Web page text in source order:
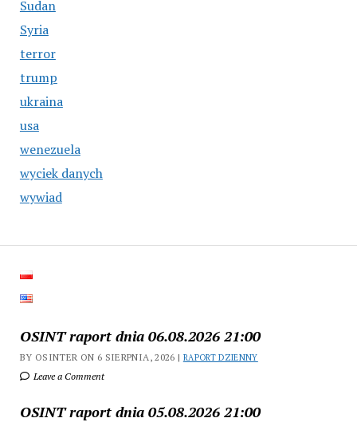
Sudan
Syria
terror
trump
ukraina
usa
wenezuela
wyciek danych
wywiad
OSINT raport dnia 06.08.2026 21:00
BY OSINTER ON 6 SIERPNIA, 2026 | RAPORT DZIENNY
Leave a Comment
OSINT raport dnia 05.08.2026 21:00